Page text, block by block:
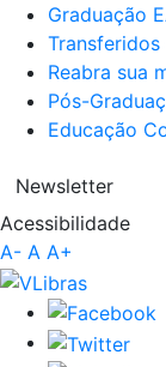
Graduação
Reabra sua
Pós-
Educação
Newsletter
Acessibilidade
A- A A+